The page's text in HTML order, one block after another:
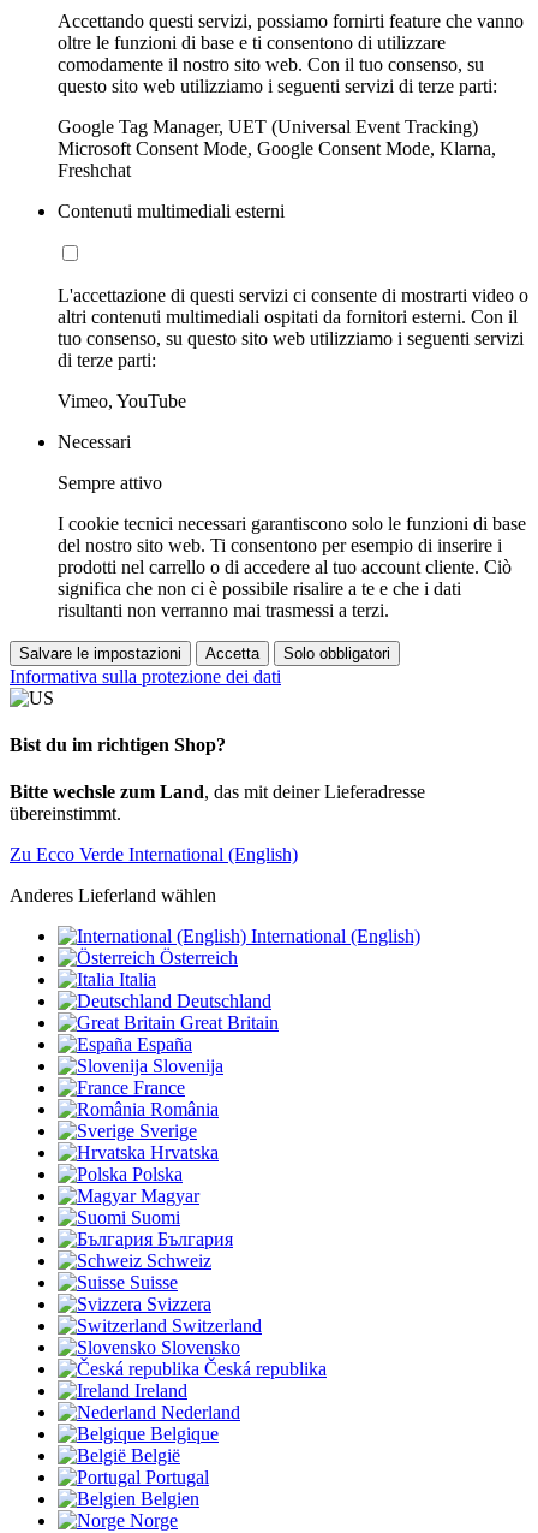
Accettando questi servizi, possiamo fornirti feature che vanno
oltre le funzioni di base e ti consentono di utilizzare
comodamente il nostro sito web. Con il tuo consenso, su
questo sito web utilizziamo i seguenti servizi di terze parti:
Google Tag Manager, UET (Universal Event Tracking)
Microsoft Consent Mode, Google Consent Mode, Klarna,
Freshchat
Contenuti multimediali esterni
L'accettazione di questi servizi ci consente di mostrarti video o
altri contenuti multimediali ospitati da fornitori esterni. Con il
tuo consenso, su questo sito web utilizziamo i seguenti servizi
di terze parti:
Vimeo, YouTube
Necessari
Sempre attivo
I cookie tecnici necessari garantiscono solo le funzioni di base
del nostro sito web. Ti consentono per esempio di inserire i
prodotti nel carrello o di accedere al tuo account cliente. Ciò
significa che non ci è possibile risalire a te e che i dati
risultanti non verranno mai trasmessi a terzi.
Salvare le impostazioni Accetta Solo obbligatori
Informativa sulla protezione dei dati
Bist du im richtigen Shop?
Bitte wechsle zum Land, das mit deiner Lieferadresse
übereinstimmt.
Zu Ecco Verde International (English)
Anderes Lieferland wählen
International (English)
Österreich
Italia
Deutschland
Great Britain
España
Slovenija
France
România
Sverige
Hrvatska
Polska
Magyar
Suomi
България
Schweiz
Suisse
Svizzera
Switzerland
Slovensko
Česká republika
Ireland
Nederland
Belgique
België
Portugal
Belgien
Norge